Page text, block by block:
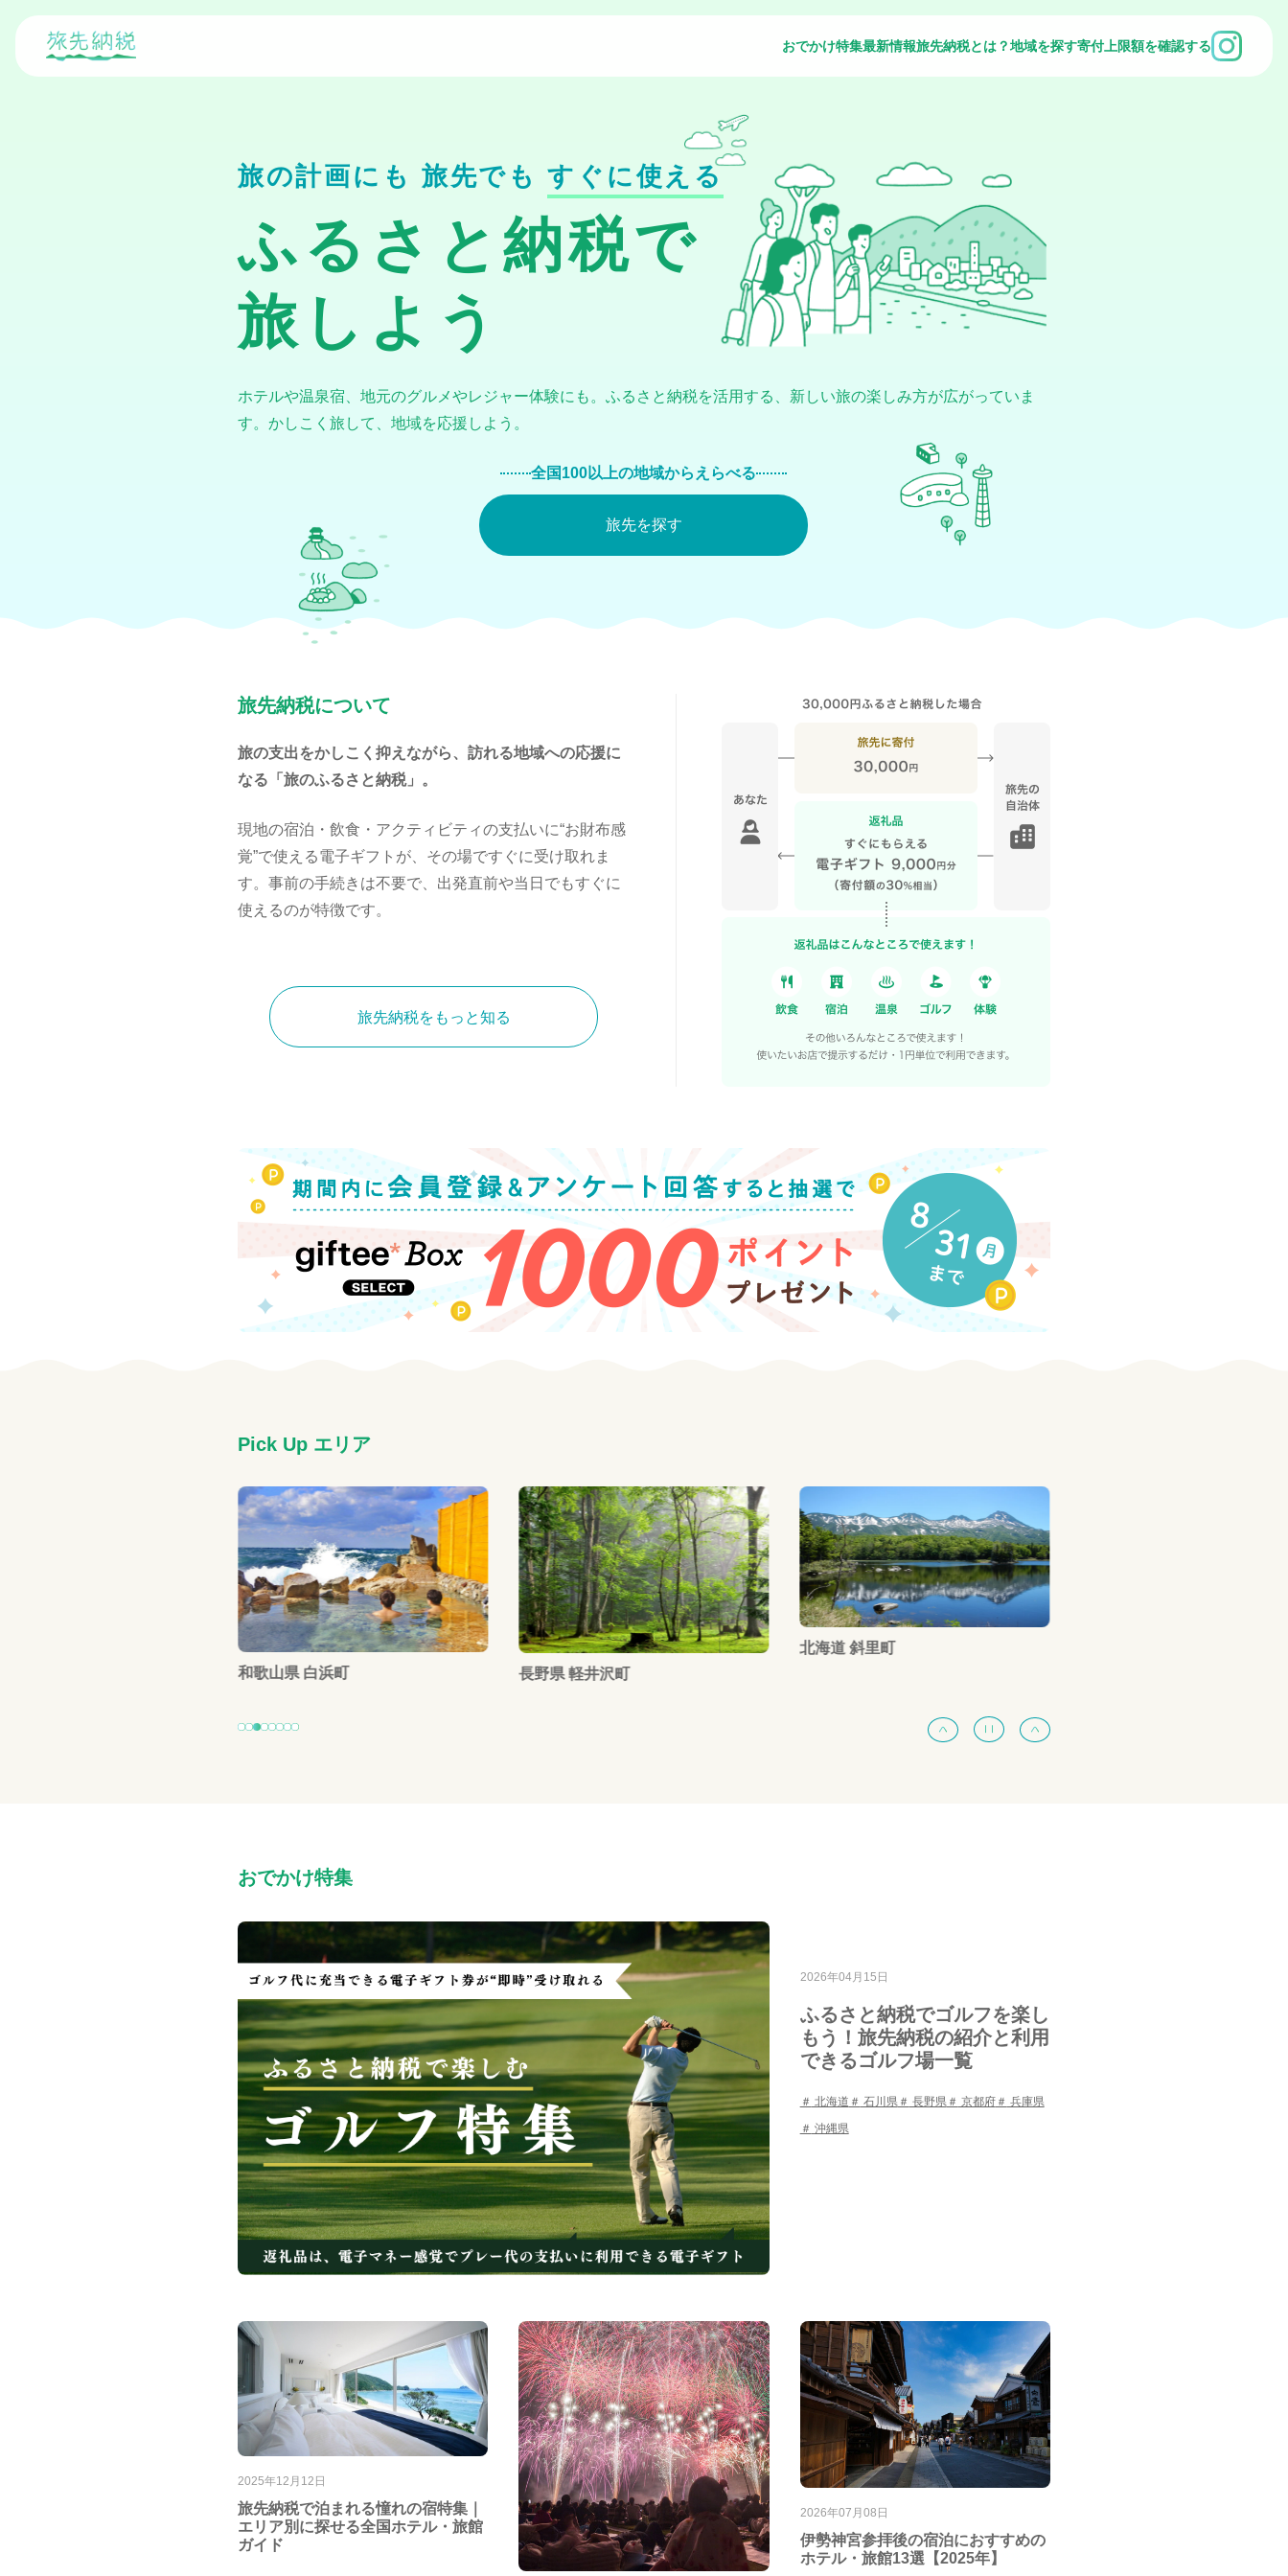
おでかけ特集最新情報旅先納税とは？地域を探す寄付上限額を確認する
旅の計画にも 旅先でもすぐに使える
ふるさと納税で
旅しよう
ホテルや温泉宿、地元のグルメやレジャー体験にも。ふるさと納税を活用する、新しい旅の楽しみ方が広がっていま
す。かしこく旅して、地域を応援しよう。
全国100以上の地域からえらべる
旅先を探す
旅先納税について
旅の支出をかしこく抑えながら、訪れる地域への応援に
なる「旅のふるさと納税」。
現地の宿泊・飲食・アクティビティの支払いに“お財布感
覚”で使える電子ギフトが、その場ですぐに受け取れま
す。事前の手続きは不要で、出発直前や当日でもすぐに
使えるのが特徴です。
旅先納税をもっと知る
Pick Up エリア
和歌山県 白浜町 長野県 軽井沢町
北海道 斜里町
おでかけ特集
2026年04月15日
ふるさと納税でゴルフを楽し
もう！旅先納税の紹介と利用
できるゴルフ場一覧
北海道 石川県 長野県 京都府
兵庫県
沖縄県
2025年12月12日
旅先納税で泊まれる憧れの宿特集｜
エリア別に探せる全国ホテル・旅館
ガイド
2026年07月08日
伊勢神宮参拝後の宿泊におすすめの
ホテル・旅館13選【2025年】